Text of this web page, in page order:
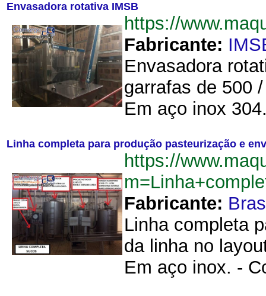
Envasadora rotativa IMSB
https://
Fabricante:
Envasadora
garrafas de 500
Em aço inox
Linha completa para produção pasteurização e
https://
Fabricante:
Linha completa
da linha no
Em aço inox. -